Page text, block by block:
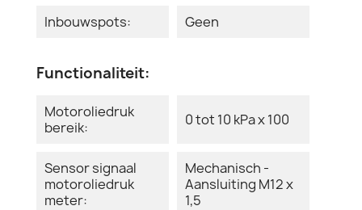
Inbouwspots: Geen
Functionaliteit:
Motoroliedruk
bereik:
0 tot 10 kPa x 100
Sensor signaal
motoroliedruk
meter:
Mechanisch -
Aansluiting M12 x
1,5